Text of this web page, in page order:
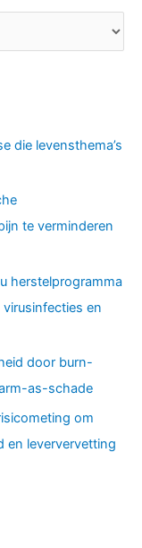
die levensthema’s
te verminderen
herstelprogramma
en
door burn-
as-schade
om
en leververvetting